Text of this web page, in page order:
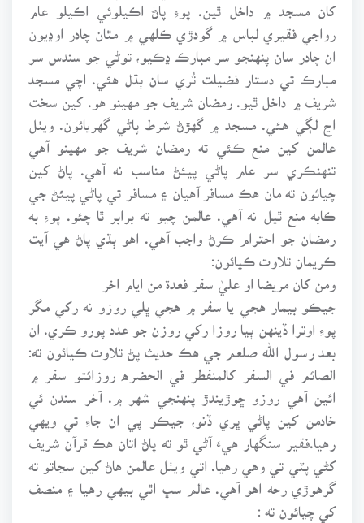
کان مسجد ۾ داخل ٿين. پوءِ پاڻ اڪيلوئي اڪيلو عام
رواجي فقيري لباس ۾ گودڙي ڪلهي ۾ مٿان چادر اوڍيون
ان چادر سان پنهنجو سر مبارڪ ڍڪيو، توڻي جو سندس سر
مبارڪ تي دستار فضيلت تُري سان ٻڌل هئي. اچي مسجد
شريف ۾ داخل ٿيو. رمضان شريف جو مهينو هو. کين سخت
اڃ لڳي هئي. مسجد ۾ گهڙڻ شرط پاڻي گهريائون. ويٺل
عالمن کين منع ڪئي ته رمضان شريف جو مهينو آهي
تنهنڪري سر عام پاڻي پيئڻ مناسب نه آهي. پاڻ کين
چيائون ته مان هڪ مسافر آهيان ۽ مسافر تي پاڻي پيئڻ جي
ڪابه منع ٿيل نه آهي. عالمن چيو ته برابر ٿا چئو. پوءِ به
رمضان جو احترام ڪرڻ واجب آهي. اهو ٻڌي پاڻ هي آيت
ڪريمان تلاوت ڪيائون:
ومن کان مريضا او عليٰ سفر فعدة من ايام اخر
جيڪو بيمار هجي يا سفر ۾ هجي ڀلي روزو نه رکي مگر
پوءِ اوترا ڏينهن ٻيا روزا رکي روزن جو عدد پورو ڪري. ان
بعد رسول الله صلعم جي هڪ حديث پڻ تلاوت ڪيائون ته:
الصائم في السفر کالمنفطر في الحضره روزائتو سفر ۾
ائين آهي روزو ڇوڙيندڙ پنهنجي شهر ۾. آخر سندن ئي
خادمن کين پاڻي ڀري ڏنو، جيڪو پي ان جاءِ تي ويهي
رهيا.فقير سنگهار هيءَ آڻي ٿو ته پاڻ اتان هڪ قرآن شريف
کڻي پٽي تي وهي رهيا. اتي ويٺل عالمن هاڻ کين سڃاتو ته
گرهوڙي رحه اهو آهي. عالم سڀ اٿي بيهي رهيا ۽ منصف
کي چيائون ته :